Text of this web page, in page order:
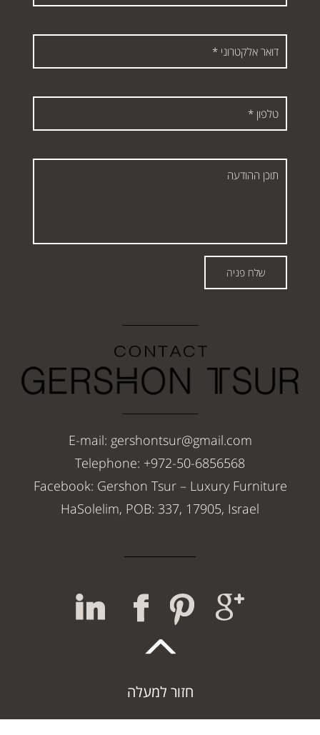
דואר
טלפון
תוכן
שלח פניה
E-mail: gershontsur@gmail.com
Telephone: +972-50-6856568
Facebook: Gershon Tsur – Luxury Furniture
HaSolelim, POB: 337, 17905, Israel
חזור למעלה